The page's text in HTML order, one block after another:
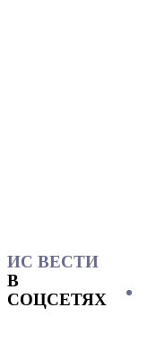
ИС ВЕСТИ
В
СОЦСЕТЯХ